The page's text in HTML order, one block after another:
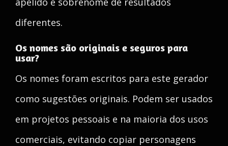
diferentes.
Os nomes são originais e seguros para
usar?
Os nomes foram escritos para este gerador
como sugestões originais. Podem ser usados
em projetos pessoais e na maioria dos usos
comerciais, evitando copiar personagens